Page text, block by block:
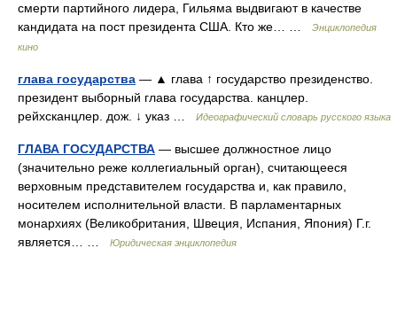
смерти партийного лидера, Гильяма выдвигают в качестве
кандидата на пост президента США. Кто же… …
Энциклопедия
кино
глава государства — ▲ глава ↑ государство президенство.
президент выборный глава государства. канцлер.
рейхсканцлер. дож. ↓ указ …
Идеографический словарь русского языка
ГЛАВА ГОСУДАРСТВА — высшее должностное лицо
(значительно реже коллегиальный орган), считающееся
верховным представителем государства и, как правило,
носителем исполнительной власти. В парламентарных
монархиях (Великобритания, Швеция, Испания, Япония) Г.г.
является… …
Юридическая энциклопедия